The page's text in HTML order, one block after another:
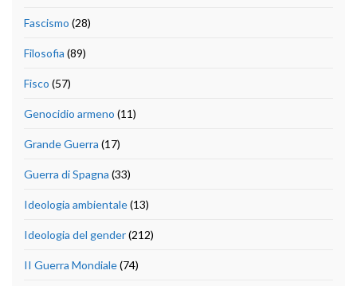
Fascismo (28)
Filosofia (89)
Fisco (57)
Genocidio armeno (11)
Grande Guerra (17)
Guerra di Spagna (33)
Ideologia ambientale(13)
Ideologia del gender(212)
II Guerra Mondiale(74)